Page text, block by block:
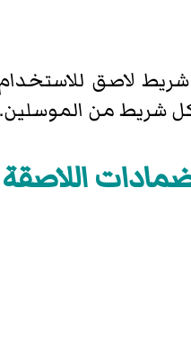
لاصق
شريط من الموسلين.
اللاصقة